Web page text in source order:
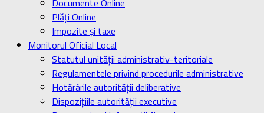
Documente Online
Plăți Online
Impozite și taxe
Monitorul Oficial Local
Statutul unității administrativ-teritoriale
Regulamentele privind procedurile administrative
Hotărârile autorității deliberative
Dispozițiile autorității executive